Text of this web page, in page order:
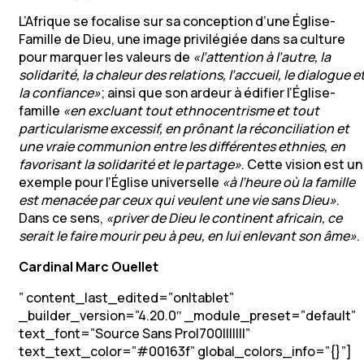
L’Afrique se focalise sur sa conception d’une Église-
Famille de Dieu, une image privilégiée dans sa culture
pour marquer les valeurs de «l’attention à l’autre, la
solidarité, la chaleur des relations, l’accueil, le dialogue
la confiance»; ainsi que son ardeur à édifier l’Église-
famille «en excluant tout ethnocentrisme et tout
particularisme excessif, en prônant la réconciliation et
une vraie communion entre les différentes ethnies, en
favorisant la solidarité et le partage». Cette vision est un
exemple pour l’Église universelle «à l’heure où la famille
est menacée par ceux qui veulent une vie sans Dieu».
Dans ce sens, «priver de Dieu le continent africain, ce
serait le faire mourir peu à peu, en lui enlevant son âme».
Cardinal Marc Ouellet
” content_last_edited=”on|tablet”
_builder_version=”4.20.0″ _module_preset=”default”
text_font=”Source Sans Pro|700|||||||”
text_text_color=”#00163f” global_colors_info=”{}”]